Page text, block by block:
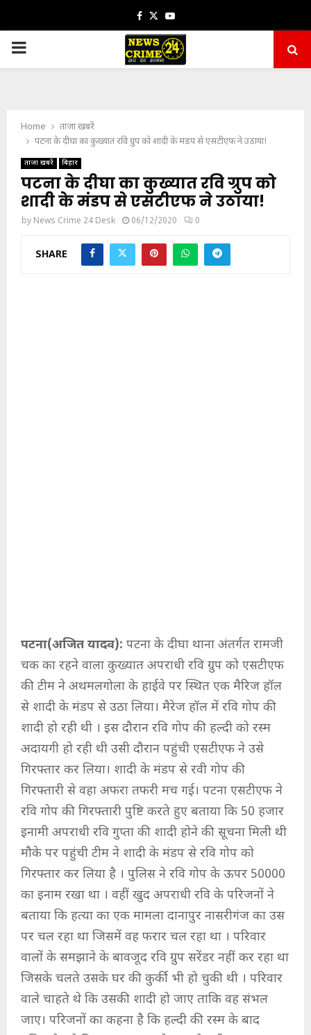
Facebook
TwitterYoutube
PRIMARY
Home
ताजा खबरें
पटना के दीघा का कुख्यात रवि ग्रुप को शादी के मंडप से एसटीएफ ने उठाया!
ताजा खबरें बिहार
पटना के दीघा का कुख्यात रवि ग्रुप को
शादी के मंडप से एसटीएफ ने उठाया!
by News Crime 24 Desk 06/12/2020 0
SHARE
पटना(अजित यादव): पटना के दीघा थाना अंतर्गत रामजी
चक का रहने वाला कुख्यात अपराधी रवि ग्रुप को एसटीएफ
की टीम ने अथमलगोला के हाईवे पर स्थित एक मैरिज हॉल
से शादी के मंडप से उठा लिया। मैरेज हॉल में रवि गोप की
शादी हो रही थी । इस दौरान रवि गोप की हल्दी को रस्म
अदायगी हो रही थी उसी दौरान पहुंची एसटीएफ ने उसे
गिरफ्तार कर लिया। शादी के मंडप से रवी गोप की
गिरफ्तारी से वहा अफरा तफरी मच गई। पटना एसटीएफ ने
रवि गोप की गिरफ्तारी पुष्टि करते हुए बताया कि 50 हजार
इनामी अपराधी रवि गुप्ता की शादी होने की सूचना मिली थी
मौके पर पहुंची टीम ने शादी के मंडप से रवि गोप को
गिरफ्तार कर लिया है । पुलिस ने रवि गोप के ऊपर 50000
का इनाम रखा था । वहीं खुद अपराधी रवि के परिजनों ने
बताया कि हत्या का एक मामला दानापुर नासरीगंज का उस
पर चल रहा था जिसमें वह फरार चल रहा था । परिवार
वालों के समझाने के बावजूद रवि ग्रुप सरेंडर नहीं कर रहा था
जिसके चलते उसके घर की कुर्की भी हो चुकी थी । परिवार
वाले चाहते थे कि उसकी शादी हो जाए ताकि वह संभल
जाए। परिजनों का कहना है कि हल्दी की रस्म के बाद